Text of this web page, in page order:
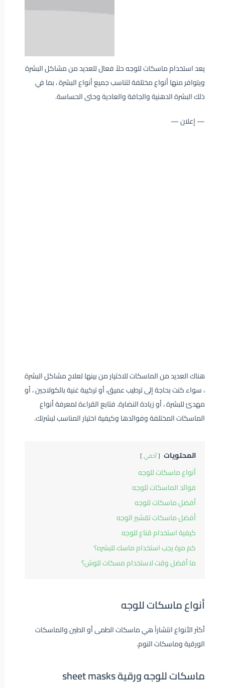
يعد استخدام ماسكات للوجه حلاً فعال للعديد من مشاكل البشرة
ويتوافر منها أنواع مختلفة لتناسب جميع أنواع البشرة ، بما في
ذلك البشرة الدهنية والجافة والعادية وحتى الحساسة.
— إعلان —
هناك العديد من الماسكات للاختيار من بينها لعلاج مشاكل البشرة
، سواء كنت بحاجة إلى ترطيب عميق، أو تركيبة غنية بالكولاجين ، أو
مهدئ للبشرة ، أو زيادة النضارة. فتابع القراءة لمعرفة أنواع
الماسكات المختلفة وفوائدها وكيفية اختيار المناسب لبشرتك.
المحتويات أخفي
أنواع ماسكات للوجه
فوائد الماسكات للوجه
أفضل ماسكات للوجه
أفضل ماسكات تقشير الوجه
كيفية استخدام قناع للوجه
كم مرة يجب استخدام ماسك للبشره؟
ما أفضل وقت لاستخدام مسكات للوش؟
أنواع ماسكات للوجه
أكثر الأنواع انتشاراً هي ماسكات الطمى أو الطين والماسكات
الورقية وماسكات النوم.
ماسكات للوجه ورقية sheet masks